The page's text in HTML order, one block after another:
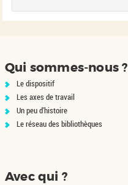
Qui sommes-nous ?
Le dispositif
Les axes de travail
Un peu d'histoire
Le réseau des bibliothèques
Avec qui ?